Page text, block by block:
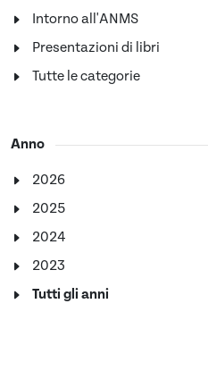
Intorno all'ANMS
Presentazioni di libri
Tutte le categorie
Anno
2026
2025
2024
2023
Tutti gli anni